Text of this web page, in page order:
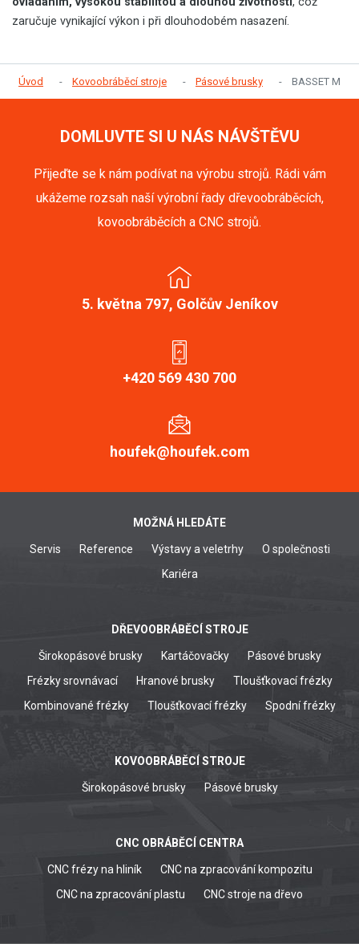
zaručuje vynikající výkon i při dlouhodobém nasazení.
Úvod Kovoobráběcí stroje Pásové brusky BASSET M
DOMLUVTE SI U NÁS NÁVŠTĚVU
Přijeďte se k nám podívat na výrobu strojů. Rádi vám
ukážeme rozsah naší výrobní řady dřevoobráběcích,
kovoobráběcích a CNC strojů.
5. května 797, Golčův Jeníkov
+420 569 430 700
houfek@houfek.com
MOŽNÁ HLEDÁTE
Servis Reference Výstavy a veletrhy
O společnosti
Kariéra
DŘEVOOBRÁBĚCÍ STROJE
Širokopásové brusky Kartáčovačky
Pásové brusky
Frézky srovnávací
Hranové brusky
Tloušťkovací frézky
Kombinované frézky
Tloušťkovací frézky Spodní frézky
KOVOOBRÁBĚCÍ STROJE
Širokopásové brusky Pásové brusky
CNC OBRÁBĚCÍ CENTRA
CNC frézy na hliník
CNC na zpracování kompozitu
CNC na zpracování plastu
CNC stroje na dřevo